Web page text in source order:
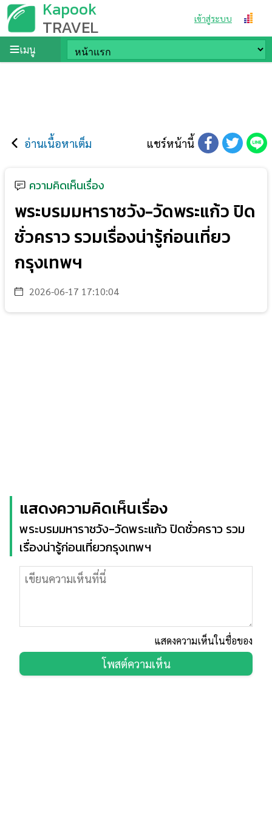
Kapook
TRAVEL เข้าสู่ระบบ
เมนู
อ่านเนื้อหาเต็ม แชร์หน้านี้
ความคิดเห็นเรื่อง
พระบรมมหาราชวัง-วัดพระแก้ว ปิด
ชั่วคราว รวมเรื่องน่ารู้ก่อนเที่ยว
กรุงเทพฯ
2026-06-17 17:10:04
แสดงความคิดเห็นเรื่อง
พระบรมมหาราชวัง-วัดพระแก้ว ปิดชั่วคราว รวม
เรื่องน่ารู้ก่อนเที่ยวกรุงเทพฯ
แสดงความเห็นในชื่อของ
โพสต์ความเห็น